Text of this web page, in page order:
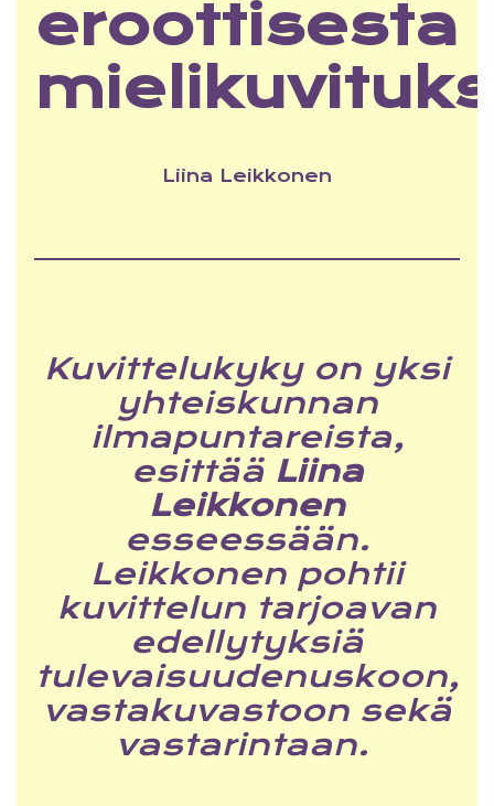
eroottisesta
Liina Leikkonen
Kuvittelukyky on yksi
yhteiskunnan
ilmapuntareista,
esittää Liina
Leikkonen
esseessään.
Leikkonen pohtii
kuvittelun tarjoavan
edellytyksiä
tulevaisuudenuskoon,
vastakuvastoon sekä
vastarintaan.